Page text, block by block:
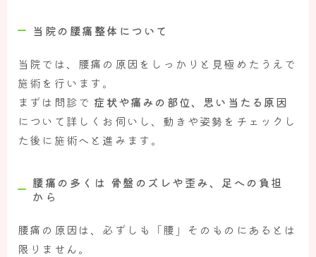
当院の腰痛整体について
当院では、腰痛の原因をしっかりと見極めたうえで
施術を行います。
まずは問診で 症状や痛みの部位、思い当たる原因
について詳しくお伺いし、動きや姿勢をチェックし
た後に施術へと進みます。
腰痛の多くは 骨盤のズレや歪み、足への負担
から
腰痛の原因は、必ずしも「腰」そのものにあるとは
限りません。